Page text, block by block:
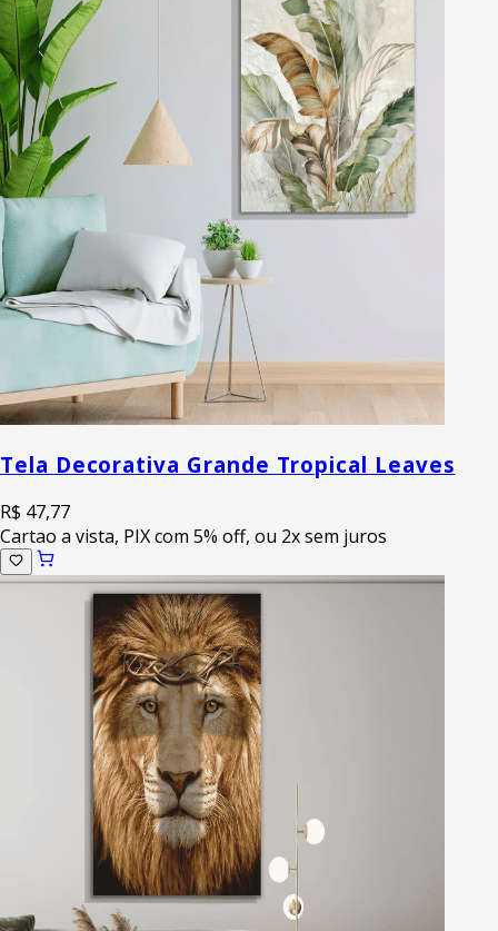
Tela Decorativa Grande Tropical Leaves
R$ 47,77
Cartao a vista, PIX com 5% off, ou 2x sem juros